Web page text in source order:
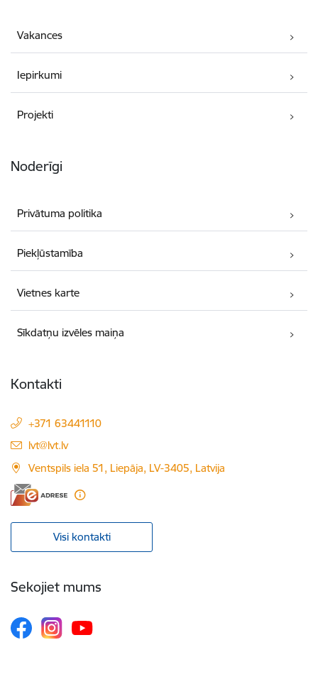
Vakances
Iepirkumi
Projekti
Noderīgi
Privātuma politika
Piekļūstamība
Vietnes karte
Sīkdatņu izvēles maiņa
Kontakti
+371 63441110
E-pasts:
lvt@lvt.lv
Ventspils iela 51, Liepāja, LV-3405, Latvija
Visi kontakti
Sekojiet mums